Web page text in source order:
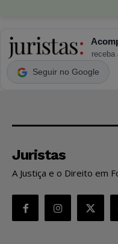
receba
Seguir no Google
Juristas
A Justiça e o Direito em